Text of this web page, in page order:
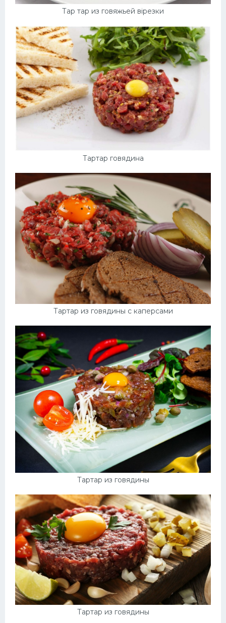
Тар тар из говяжьей вірезки
Тартар говядина
Тартар из говядины с каперсами
Тартар из говядины
Тартар из говядины